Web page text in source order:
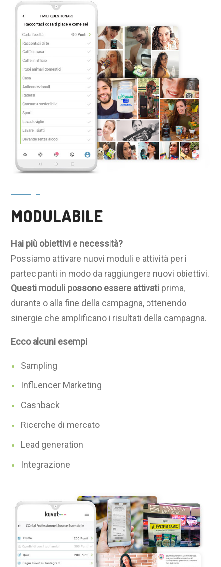
MODULABILE
Hai più obiettivi e necessità?
Possiamo attivare nuovi moduli e attività per i
partecipanti in modo da raggiungere nuovi obiettivi.
Questi moduli possono essere attivati prima,
durante o alla fine della campagna, ottenendo
sinergie che amplificano i risultati della campagna.
Ecco alcuni esempi
Sampling
Influencer Marketing
Cashback
Ricerche di mercato
Lead generation
Integrazione